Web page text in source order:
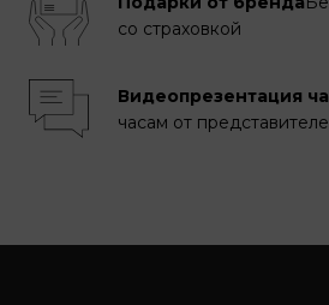
со страховкой
Видеопрезентация
часам от